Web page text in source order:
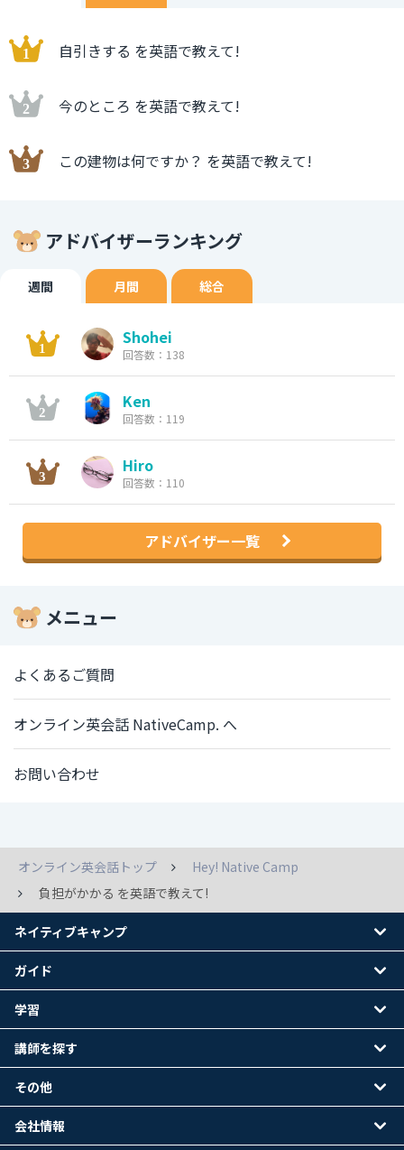
自引きする を英語で教えて!
今のところ を英語で教えて!
この建物は何ですか？ を英語で教えて!
アドバイザーランキング
週間 月間 総合
Shohei
回答数：138
Ken
回答数：119
Hiro
回答数：110
アドバイザー一覧
メニュー
よくあるご質問
オンライン英会話 NativeCamp. へ
お問い合わせ
オンライン英会話トップ
Hey! Native Camp
負担がかかる を英語で教えて!
ネイティブキャンプ
ガイド
学習
講師を探す
その他
会社情報